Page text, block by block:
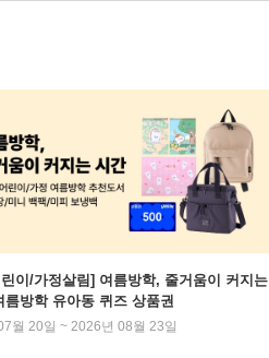
이/가정살림] 여름방학, 줄거움이 커지는
름방학 유아동 퀴즈 상품권
월 20일 ~ 2026년 08월 23일